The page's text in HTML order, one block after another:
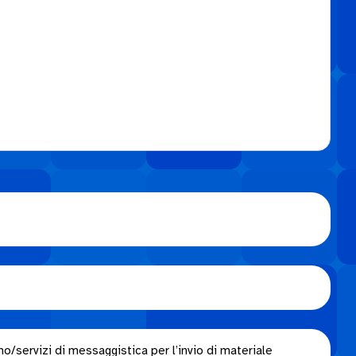
servizi di messaggistica per l’invio di materiale